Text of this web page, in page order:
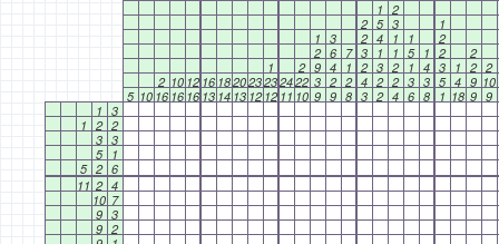
1 2
2 5 3
1
1 3 2 4 1 1
2
2 6 7 3 1 1 5 1 2
2
1
2 9 4 1 2 3 2 1 4 3 1 2 2
2 10 12 16 182023232422 3 2 2 4 2 2 3 3 5 4 9 10
5 10 16 16 16 13 14 13 12 12 11 10 9 9 8 3 2 4 6 8 1 18 9 9
1 3
1 2 2
3 3
5
1
5 2 6
11 2 4
10 7
9 3
9 2